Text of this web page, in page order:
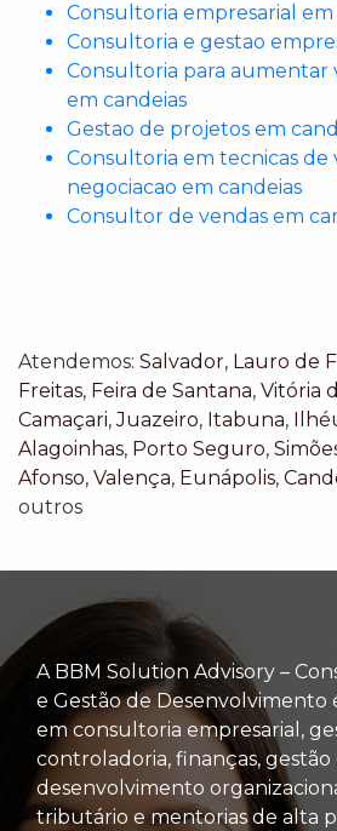
Consultoria empresarial em
Consultoria e gestao
Consultoria para aumentar
em candeias
Gestao de projetos em
Consultoria em tecnicas de
negociacao em candeias
Consultor de vendas em
Atendemos: Salvador, Lauro de
Freitas, Feira de Santana, Vitória
Camaçari,Juazeiro, Itabuna,
Alagoinhas, Porto Seguro,
Afonso, Valença, Eunápolis,
outros
A BBM Solution Advisory –
e Gestão de Desenvolvimento
em consultoria empresarial,
controladoria, finanças, gestão
desenvolvimento
tributário e mentorias de alta